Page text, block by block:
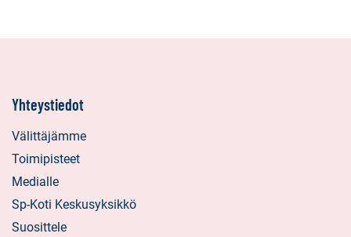
Yhteystiedot
Välittäjämme
Toimipisteet
Medialle
Sp-Koti Keskusyksikkö
Suosittele